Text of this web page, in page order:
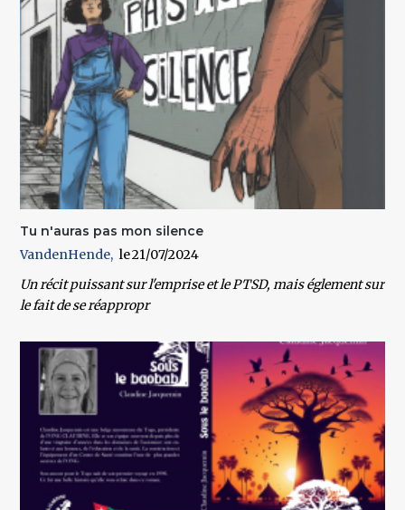
Tu n'auras pas mon silence
VandenHende
21/07/2024
Un récit puissant sur l'emprise et le PTSD, mais églement sur
le fait de se réappropr